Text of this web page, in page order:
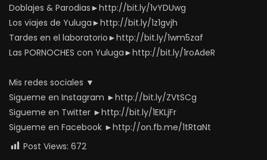
Doblajes & Parodias►http://bit.ly/1vYDUwg
Los viajes de Yuluga►http://bit.ly/1z1gvjh
Tardes en el laboratorio►http://bit.ly/1wm5zaf
Las PORNOCHES con Yuluga►http://bit.ly/1roAdeR
Mis redes sociales ▼
Sigueme en Instagram ►http://bit.ly/ZVtSCg
Sigueme en Twitter ►http://bit.ly/1EKLjFr
Sigueme en Facebook ►http://on.fb.me/1tRtaNt
Post Views: 672